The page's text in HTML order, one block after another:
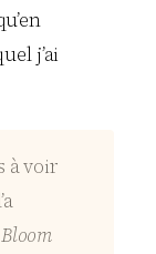
j’ai
à voir